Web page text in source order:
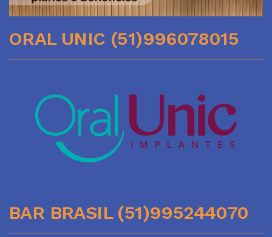
ORAL UNIC (51)996078015
BAR BRASIL (51)995244070